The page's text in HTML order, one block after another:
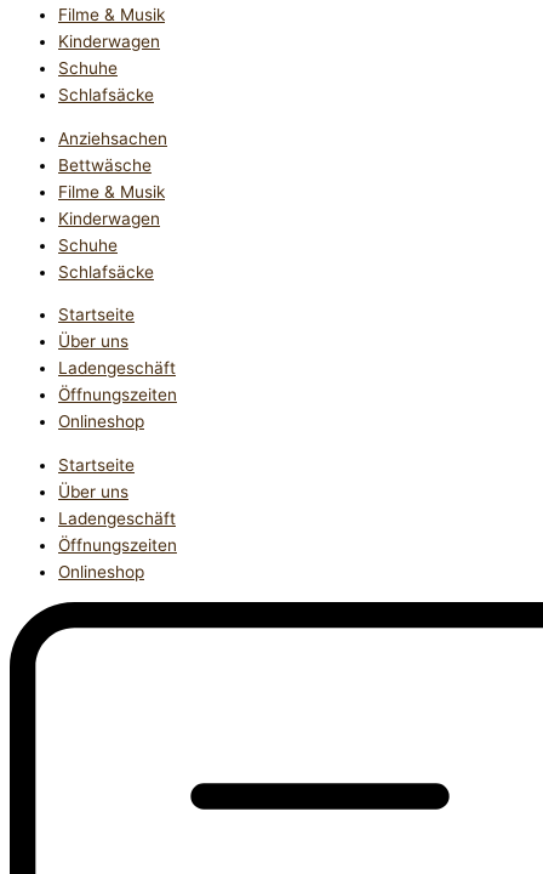
Filme & Musik
Kinderwagen
Schuhe
Schlafsäcke
Anziehsachen
Bettwäsche
Filme & Musik
Kinderwagen
Schuhe
Schlafsäcke
Startseite
Über uns
Ladengeschäft
Öffnungszeiten
Onlineshop
Startseite
Über uns
Ladengeschäft
Öffnungszeiten
Onlineshop